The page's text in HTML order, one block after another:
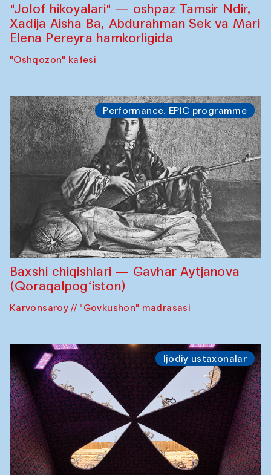
"Jolof hikoyalari" — oshpaz Tamsir Ndir,
Xadija Aisha Ba, Abdurahman Sek va Mari
Elena Pereyra hamkorligida
"Oshqozon" kafesi
Performance. EPIC programme
Baxshi chiqishlari — Gavhar Aytjanova
(Qoraqalpog‘iston)
Karvonsaroy // "Govkushon" madrasasi
Ijodiy ustaxonalar